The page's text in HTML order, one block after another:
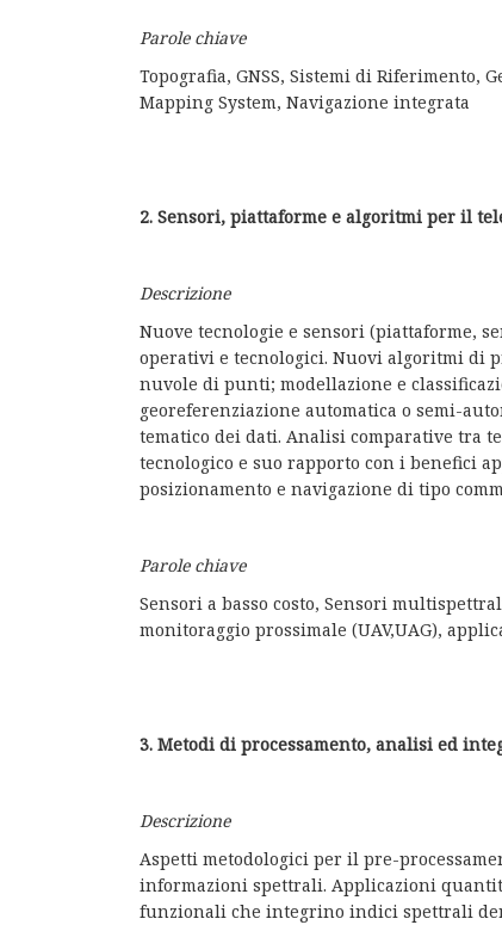
Parole chiave
Topografia, GNSS, Sistemi di Riferimento,
Mapping System, Navigazione integrata
2. Sensori, piattaforme e algoritmi per il
Descrizione
Nuove tecnologie e sensori (piattaforme,
operativi e tecnologici. Nuovi algoritmi di
nuvole di punti; modellazione e
georeferenziazione automatica o semi-
tematico dei dati. Analisi comparative tra
tecnologico e suo rapporto con i benefici
posizionamento e navigazione di tipo
Parole chiave
Sensori a basso costo, Sensori
monitoraggio prossimale (UAV,UAG),
3. Metodi di processamento, analisi ed
Descrizione
Aspetti metodologici per il pre-
informazioni spettrali. Applicazioni
funzionali che integrino indici spettrali